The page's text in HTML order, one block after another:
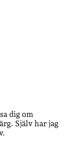
dig om
Själv har jag